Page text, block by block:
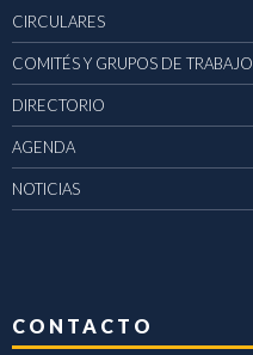
CIRCULARES
COMITÉS Y GRUPOS DE TRABAJO
DIRECTORIO
AGENDA
NOTICIAS
CONTACTO